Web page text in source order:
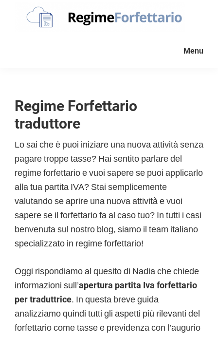
partita
Iva
Menu
Regime Forfettario
traduttore
Lo sai che è puoi iniziare una nuova attività senza
pagare troppe tasse? Hai sentito parlare del
regime forfettario e vuoi sapere se puoi applicarlo
alla tua partita IVA? Stai semplicemente
valutando se aprire una nuova attività e vuoi
sapere se il forfettario fa al caso tuo? In tutti i casi
benvenuta sul nostro blog, siamo il team italiano
specializzato in regime forfettario!
Oggi rispondiamo al quesito di Nadia che chiede
informazioni sull’apertura partita Iva forfettario
per traduttrice. In questa breve guida
analizziamo quindi tutti gli aspetti più rilevanti del
forfettario come tasse e previdenza con l’augurio